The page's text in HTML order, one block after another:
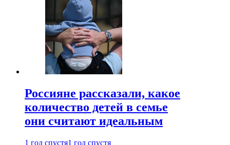
Россияне рассказали, какое
количество детей в семье
они считают идеальным
1 год спустя1 год спустя